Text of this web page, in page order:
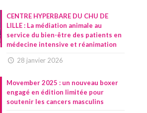
CENTRE HYPERBARE DU CHU DE
LILLE : La médiation animale au
service du bien-être des patients en
médecine intensive et réanimation
28 janvier 2026
Movember 2025 : un nouveau boxer
engagé en édition limitée pour
soutenir les cancers masculins